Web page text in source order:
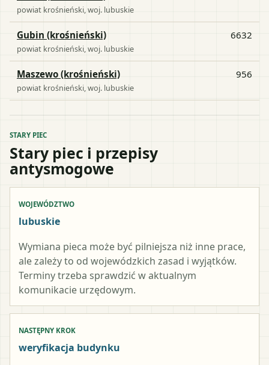
powiat krośnieński , woj. lubuskie
Gubin (krośnieński)
powiat krośnieński , woj. lubuskie
6632
Maszewo (krośnieński)
powiat krośnieński , woj. lubuskie
956
STARY PIEC
Stary piec i przepisy
antysmogowe
WOJEWÓDZTWO
lubuskie
Wymiana pieca może być pilniejsza niż inne prace,
ale zależy to od wojewódzkich zasad i wyjątków.
Terminy trzeba sprawdzić w aktualnym
komunikacie urzędowym.
NASTĘPNY KROK
weryfikacja budynku